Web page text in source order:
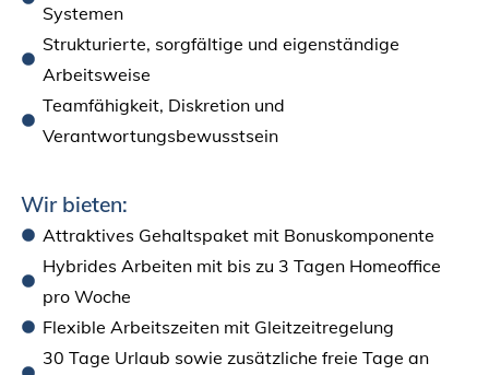
Systemen
Strukturierte, sorgfältige und eigenständige
Arbeitsweise
Teamfähigkeit, Diskretion und
Verantwortungsbewusstsein
Wir bieten:
Attraktives Gehaltspaket mit Bonuskomponente
Hybrides Arbeiten mit bis zu 3 Tagen Homeoffice
pro Woche
Flexible Arbeitszeiten mit Gleitzeitregelung
30 Tage Urlaub sowie zusätzliche freie Tage an